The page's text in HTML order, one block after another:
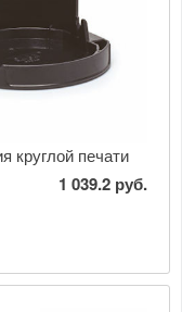
круглой печати
1 039.2 руб.